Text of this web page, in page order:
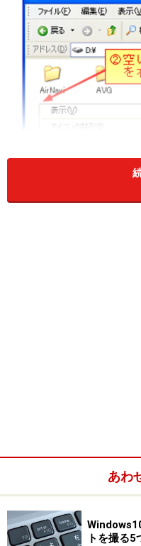
[保存フォルダ]ボタンを
アログボックスが表示
の保存先アドレスをコ
あわ
トを撮る